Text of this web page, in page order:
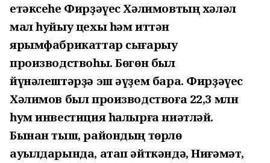
етәксеһе Фирҙәүес Хәлимовтың хәләл
мал һуйыу цехы һәм иттән
ярымфабрикаттар сығарыу
производствоһы. Бөгөн был
йүнәлештәрҙә эш әүҙем бара. Фирҙәүес
Хәлимов был производствоға 22,3 млн
һум инвестиция һалырға ниәтләй.
Бынан тыш, райондың төрлө
ауылдарында, атап әйткәндә, Ниғәмәт,